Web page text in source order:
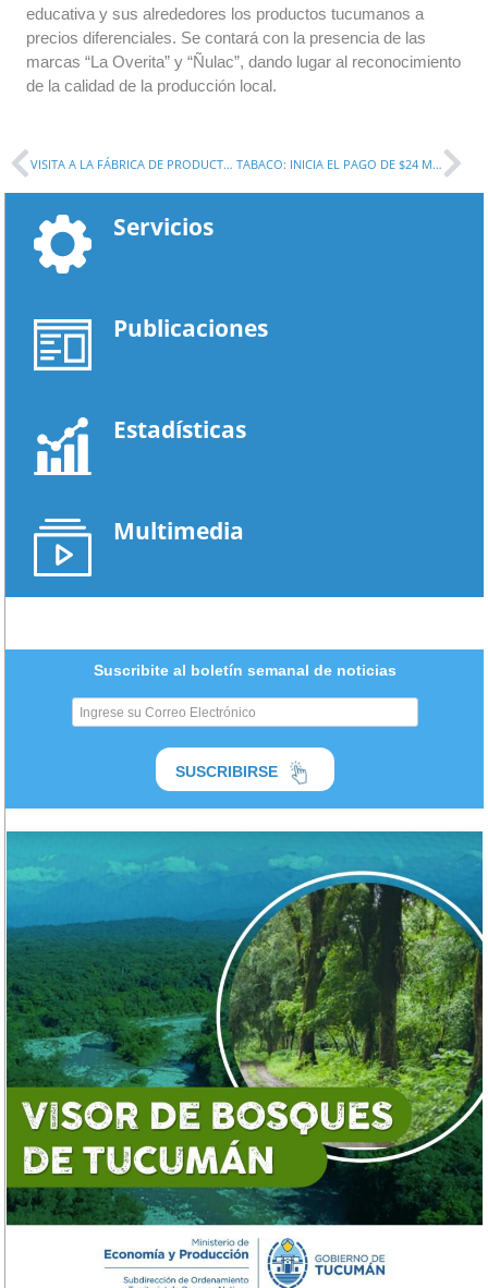
educativa y sus alrededores los productos tucumanos a
precios diferenciales. Se contará con la presencia de las
marcas “La Overita” y “Ñulac”, dando lugar al reconocimiento
de la calidad de la producción local.
Prev VISITA A LA FÁBRICA DE PRODUCTOS INNOVADORES “QUE LO PALEÓ” TABACO: INICIA EL PAGO DE $24 MILLONES CORRESPONDIENTES A LA SEGUNDA GRILLA
Servicios
Publicaciones
Estadísticas
Multimedia
Suscribite al boletín semanal de noticias
SUSCRIBIRSE